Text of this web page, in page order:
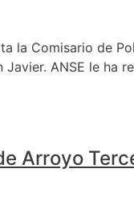
la Comisario de
ANSE le
Arroyo